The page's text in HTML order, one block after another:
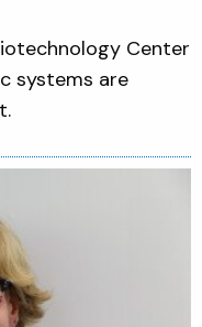
Center
systems are